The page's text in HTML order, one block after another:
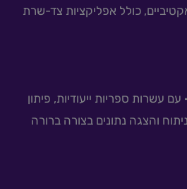
כולל אפליקציות צד-שרת
עם עשרות ספריות ייעודיות, פיתון
והצגה נתונים בצורה ברורה